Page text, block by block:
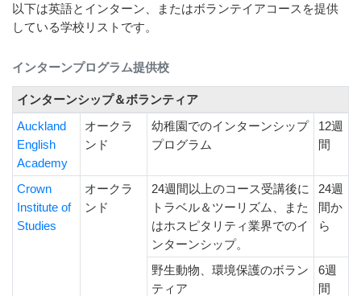
以下は英語とインターン、またはボランテイアコースを提供
している学校リストです。
インターンプログラム提供校
インターンシップ＆ボランティア
Auckland
English
Academy
オークラ
ンド
幼稚園でのインターンシップ
プログラム
12週
間
Crown
Institute of
Studies
オークラ
ンド
24週間以上のコース受講後に
トラベル＆ツーリズム、また
はホスピタリティ業界でのイ
ンターンシップ。
24週
間か
ら
野生動物、環境保護のボラン
ティア
6週
間